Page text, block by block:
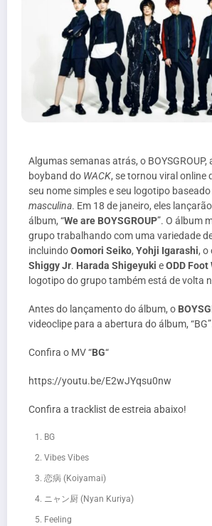
Algumas semanas atrás, o BOYSGROUP,
boyband do WACK, se tornou viral online
seu nome simples e seu logotipo baseado
masculina. Em 18 de janeiro, eles
álbum, “We are BOYSGROUP”. O álbum
grupo trabalhando com uma variedade
incluindoOomori Seiko, Yohji Igarashi, o
Shiggy Jr. Harada Shigeyuki eODD Foot
logotipo do grupo também está de volta
Antes do lançamento do álbum, o
videoclipe para a abertura do álbum,
Confira o MV “BG“
https://youtu.be/E2wJYqsu0nw
Confira a tracklist de estreia abaixo!
BG
Vibes Vibes
恋病 (Koiyamai)
ニャン厨 (Nyan Kuriya)
Feeling